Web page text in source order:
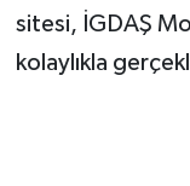
sitesi, İGDAŞ
kolaylıkla